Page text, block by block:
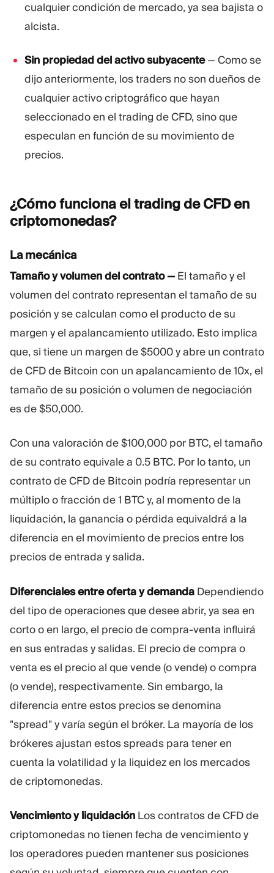
cualquier condición de mercado, ya sea bajista o
alcista.
Sin propiedad del activo subyacente— Como se
dijo anteriormente, los traders no son dueños de
cualquier activo criptográfico que hayan
seleccionado en el trading de CFD, sino que
especulan en función de su movimiento de
precios.
¿Cómo funciona el trading de CFD en
criptomonedas?
La mecánica
Tamaño y volumen del contrato — El tamaño y el
volumen del contrato representan el tamaño de su
posición y se calculan como el producto de su
margen y el apalancamiento utilizado. Esto implica
que, si tiene un margen de $5000 y abre un contrato
de CFD de Bitcoin con un apalancamiento de 10x, el
tamaño de su posición o volumen de negociación
es de $50,000.
Con una valoración de $100,000 por BTC, el tamaño
de su contrato equivale a 0.5 BTC. Por lo tanto, un
contrato de CFD de Bitcoin podría representar un
múltiplo o fracción de 1 BTC y, al momento de la
liquidación, la ganancia o pérdida equivaldrá a la
diferencia en el movimiento de precios entre los
precios de entrada y salida.
Diferenciales entre oferta y demanda Dependiendo
del tipo de operaciones que desee abrir, ya sea en
corto o en largo, el precio de compra-venta influirá
en sus entradas y salidas. El precio de compra o
venta es el precio al que vende (o vende) o compra
(o vende), respectivamente. Sin embargo, la
diferencia entre estos precios se denomina
"spread" y varía según el bróker. La mayoría de los
brókeres ajustan estos spreads para tener en
cuenta la volatilidad y la liquidez en los mercados
de criptomonedas.
Vencimiento y liquidación Los contratos de CFD de
criptomonedas no tienen fecha de vencimiento y
los operadores pueden mantener sus posiciones